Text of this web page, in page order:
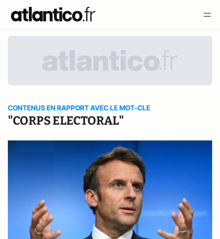
CONTENUS EN RAPPORT AVEC LE MOT-CLE
"CORPS ELECTORAL"